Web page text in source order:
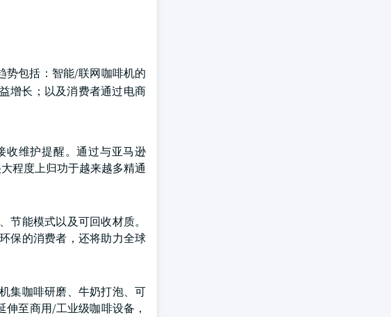
势包括：智能/联网咖啡机的
增长；以及消费者通过电商
收维护提醒。通过与亚马逊
程度上归功于越来越多精通
能模式以及可回收材质。
保的消费者，还将助力全球
集咖啡研磨、牛奶打泡、可
至商用/工业级咖啡设备，